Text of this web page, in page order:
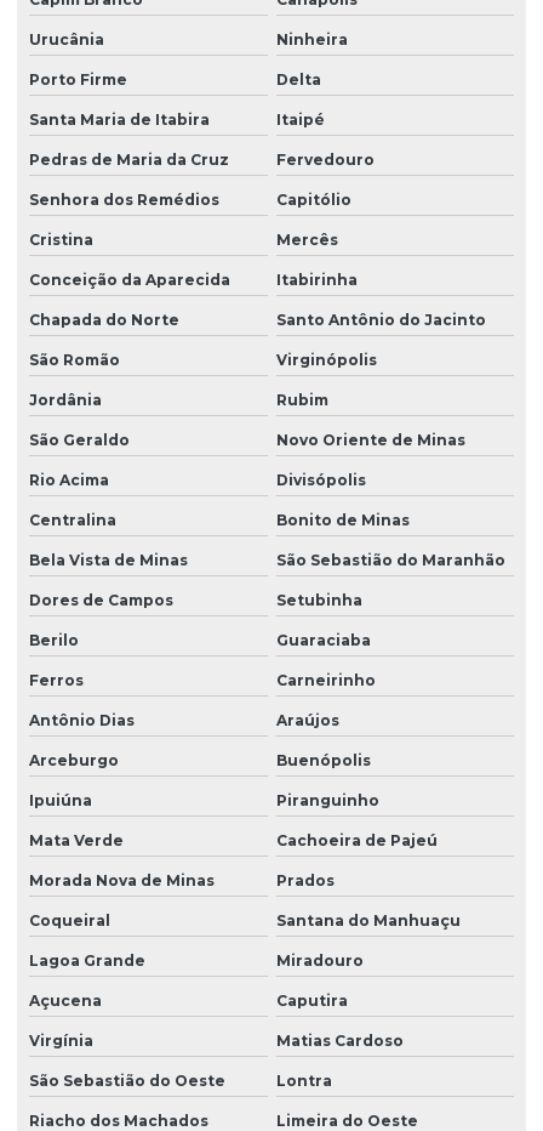
Urucânia Ninheira
Porto Firme Delta
Santa Maria de Itabira Itaipé
Pedras de Maria da Cruz Fervedouro
Senhora dos Remédios Capitólio
Cristina Mercês
Conceição da Aparecida Itabirinha
Chapada do Norte Santo Antônio do Jacinto
São Romão Virginópolis
Jordânia Rubim
São Geraldo Novo Oriente de Minas
Rio Acima Divisópolis
Centralina Bonito de Minas
Bela Vista de Minas São Sebastião do Maranhão
Dores de Campos Setubinha
Berilo Guaraciaba
Ferros Carneirinho
Antônio Dias Araújos
Arceburgo Buenópolis
Ipuiúna Piranguinho
Mata Verde Cachoeira de Pajeú
Morada Nova de Minas Prados
Coqueiral Santana do Manhuaçu
Lagoa Grande Miradouro
Açucena Caputira
Virgínia Matias Cardoso
São Sebastião do Oeste Lontra
Riacho dos Machados Limeira do Oeste